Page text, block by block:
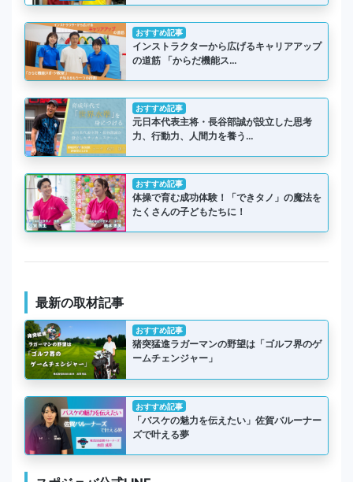
おすすめ記事
インストラクターから広げるキャリアアップ
の道筋 「からだ機能ス…
おすすめ記事
元日本代表主将・長谷部誠が設立した思考
力、行動力、人間力を養う…
おすすめ記事
体操で育む成功体験！「できタノ」の魔法を
たくさんの子どもたちに！
最新の取材記事
おすすめ記事
猪突猛進ラガーマンの野望は「ゴルフ界のゲ
ームチェンジャー」
おすすめ記事
「バスケの魅力を伝えたい」佐賀バルーナー
ズで叶える夢